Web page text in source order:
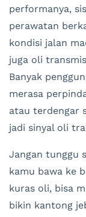
performanya,
perawatan
kondisi jalan
juga oli
Banyak
merasa
atau terdengar
jadi sinyal oli
Jangan tunggu
kamu bawa ke
kuras oli, bisa
bikin kantong